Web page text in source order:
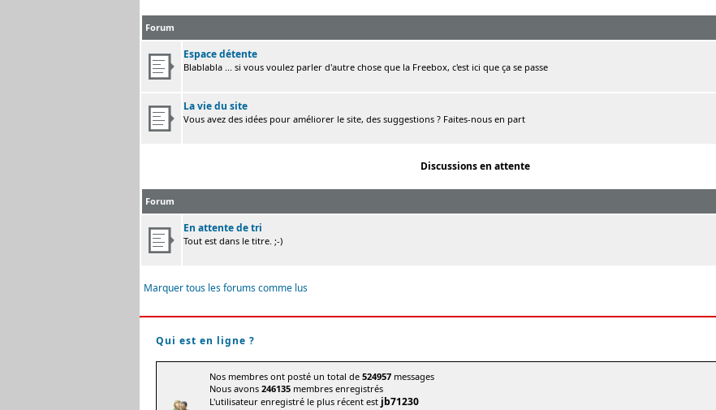
Forum
Espace détente
Blablabla ... si vous voulez parler d'autre chose que la Freebox, c'est ici que ça se passe
La vie du site
Vous avez des idées pour améliorer le site, des suggestions ? Faites-nous en part
Discussions en attente
Forum
En attente de tri
Tout est dans le titre. ;-)
Marquer tous les forums comme lus
Qui est en ligne ?
Nos membres ont posté un total de 524957 messages
Nous avons 246135 membres enregistrés
L'utilisateur enregistré le plus récent est jb71230